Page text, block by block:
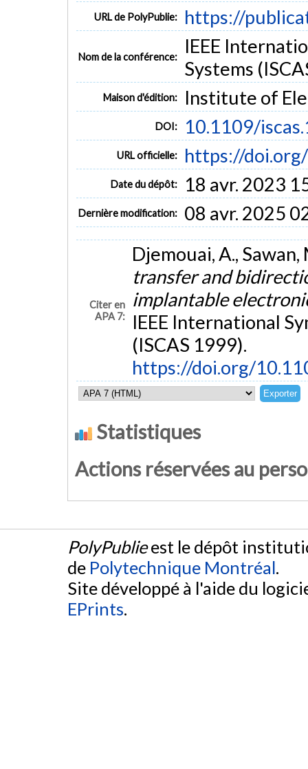
URL de PolyPublie: https://
Nom de la conférence:
IEEE
Systems
Maison d'édition: Institute of
DOI: 10.1109/
URL officielle: https://
Date du dépôt: 18 avr. 2023
Dernière modification: 08 avr. 2025
Citer en
APA 7:
Djemouai, A., Sawan,
transfer and
implantable
IEEE International
(ISCAS 1999).
https://doi.org/
Statistiques
Actions réservées au
PolyPublieest le dépôt
de Polytechnique Montréal.
Site développé à l'aide du
EPrints.